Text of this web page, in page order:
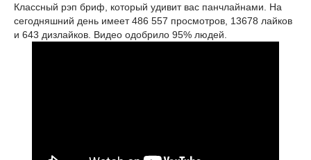
Классный рэп бриф, который удивит вас панчлайнами. На
сегодняшний день имеет 486 557 просмотров, 13678 лайков
и 643 дизлайков. Видео одобрило 95% людей.